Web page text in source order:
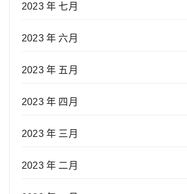
2023 年 七月
2023 年 六月
2023 年 五月
2023 年 四月
2023 年 三月
2023 年 二月